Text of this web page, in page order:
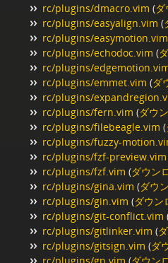
rc/plugins/dmacro.vim (
rc/plugins/easyalign.vim (
rc/plugins/easymotion.vim
rc/plugins/echodoc.vim (
rc/plugins/
rc/plugins/emmet.vim (ダ
rc/plugins/
rc/plugins/fern.vim (ダウ
rc/plugins/filebeagle.vim (
rc/plugins/fuzzy-
rc/plugins/fzf-preview.vim
rc/plugins/fzf.vim (ダウン
rc/plugins/gina.vim (ダウ
rc/plugins/gin.vim (ダウン
rc/plugins/git-conflict.vim
rc/plugins/gitlinker.vim (
rc/plugins/gitsign.vim (ダ